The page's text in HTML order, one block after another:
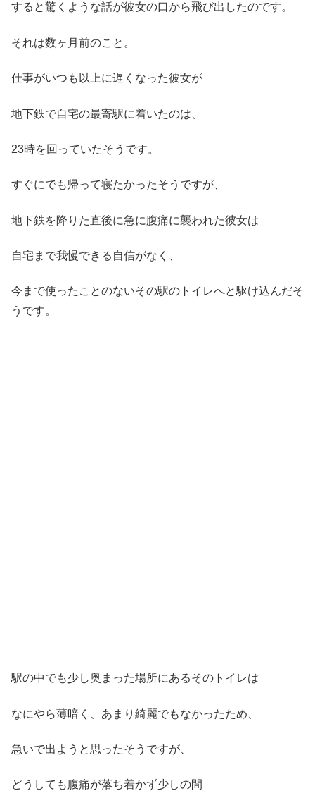
すると驚くような話が彼女の口から飛び出したのです。
それは数ヶ月前のこと。
仕事がいつも以上に遅くなった彼女が
地下鉄で自宅の最寄駅に着いたのは、
23時を回っていたそうです。
すぐにでも帰って寝たかったそうですが、
地下鉄を降りた直後に急に腹痛に襲われた彼女は
自宅まで我慢できる自信がなく、
今まで使ったことのないその駅のトイレへと駆け込んだそ
うです。
駅の中でも少し奥まった場所にあるそのトイレは
なにやら薄暗く、あまり綺麗でもなかったため、
急いで出ようと思ったそうですが、
どうしても腹痛が落ち着かず少しの間